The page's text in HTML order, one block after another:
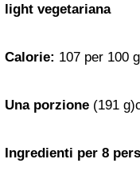
light vegetariana
Calorie: 107 per 100
Una porzione (191
Ingredienti per 8